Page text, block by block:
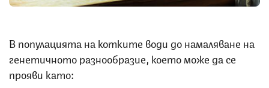
В популацията на котките води до намаляване на
генетичното разнообразие, което може да се
прояви като: